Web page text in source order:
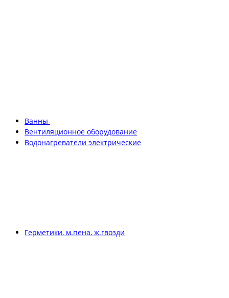
Ванны
Вентиляционное оборудование
Водонагреватели электрические
Герметики, м.пена, ж.гвозди